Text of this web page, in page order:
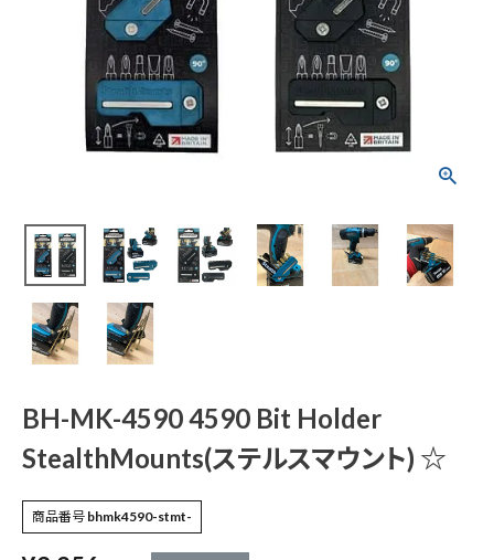
BH-MK-4590 4590
3,256(税込)
電動工具
作業工具・大工道具
測定工具・筆記具
BH-MK-4590 4590 Bit Holder
StealthMounts(ステルスマウント) ☆
商品番号 bhmk4590-stmt-